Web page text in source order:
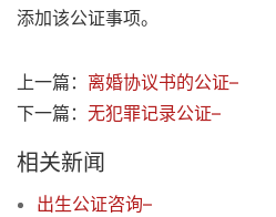
添加该公证事项。
上一篇： 离婚协议书的公证–
下一篇： 无犯罪记录公证–
相关新闻
出生公证咨询–